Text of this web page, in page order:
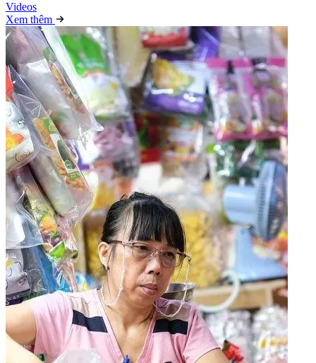
Videos
Xem thêm